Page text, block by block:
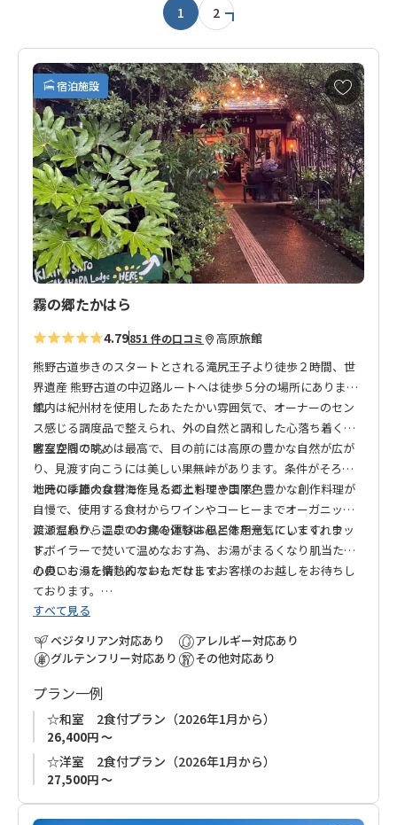
1 2
宿泊施設
お
気
に
入
り
に
追
加
霧の郷たかはら
4.79851 件の口コミ 高原旅館
熊野古道歩きのスタートとされる滝尻王子より徒歩２時間、世
界遺産 熊野古道の中辺路ルートへは徒歩５分の場所にありま
す。
館内は紀州材を使用したあたたかい雰囲気で、オーナーのセン
ス感じる調度品で整えられ、外の自然と調和した心落ち着く素
敵な空間です。
客室からの眺めは最高で、目の前には高原の豊かな自然が広が
り、見渡す向こうには美しい果無峠があります。条件がそろっ
た時には雄大な雲海を見ることもできます。
地元の季節の食材で作った郷土料理や国際色豊かな創作料理が
自慢で、使用する食材からワインやコーヒーまでオーガニック
にこだわり、ここでの食の体験は心と体を元気にしてくれま
す。
渡瀬温泉から温泉のお湯を運びお風呂を用意しています。ウッ
ドボイラーで焚いて温めなおす為、お湯がまるくなり肌当たり
の良いお湯を楽しんでいただけます。
心のこもった情熱的なおもてなしでお客様のお越しをお待ちし
ております。
すべて見る
ベジタリアン対応あり
グルテンフリー対応あり
アレルギー対応あり
その他対応あり
プラン一例
☆和室 2食付プラン（2026年1月から）
26,400円 ～
☆洋室 2食付プラン（2026年1月から）
27,500円 ～